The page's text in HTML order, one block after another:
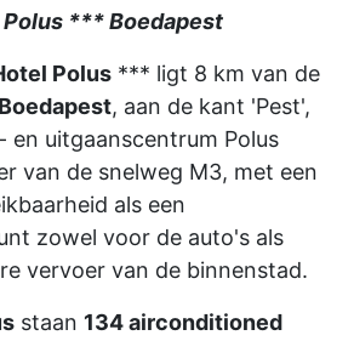
*** Boedapest
Polus *** ligt 8 km van de
Boedapest, aan de kant 'Pest',
en uitgaanscentrum Polus
van de snelweg M3, met een
als een
zowel voor de auto's als
vervoer van de binnenstad.
staan 134 airconditioned